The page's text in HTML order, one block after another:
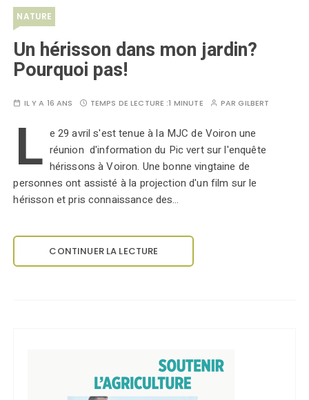
NATURE
Un hérisson dans mon jardin?
Pourquoi pas!
IL Y A 16 ANS TEMPS DE LECTURE :1 MINUTE PARGILBERT
L e 29 avril s'est tenue à la MJC de Voiron une
réunion d'information du Pic vert sur l'enquête
hérissons à Voiron. Une bonne vingtaine de
personnes ont assisté à la projection d'un film sur le
hérisson et pris connaissance des…
CONTINUER LA LECTURE